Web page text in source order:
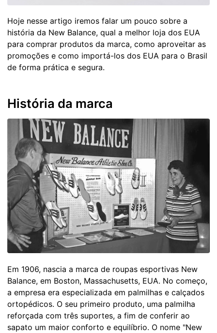
Hoje nesse artigo iremos falar um pouco sobre a
história da New Balance, qual a melhor loja dos EUA
para comprar produtos da marca, como aproveitar as
promoções e como importá-los dos EUA para o Brasil
de forma prática e segura.
História da marca
Em 1906, nascia a marca de roupas esportivas New
Balance, em Boston, Massachusetts, EUA. No começo,
a empresa era especializada em palmilhas e calçados
ortopédicos. O seu primeiro produto, uma palmilha
reforçada com três suportes, a fim de conferir ao
sapato um maior conforto e equilíbrio. O nome "New